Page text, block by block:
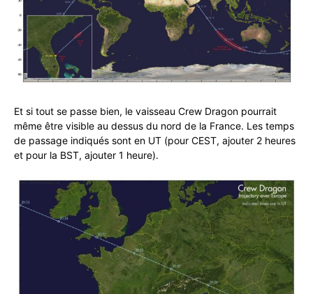
Et si tout se passe bien, le vaisseau Crew Dragon pourrait
même être visible au dessus du nord de la France. Les temps
de passage indiqués sont en UT (pour CEST, ajouter 2 heures
et pour la BST, ajouter 1 heure).